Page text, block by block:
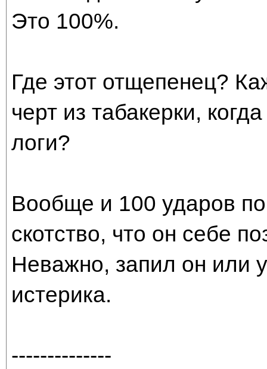
Это 100%.
Где этот отщепенец?
черт из табакерки,
логи?
Вообще и 100 ударов
скотство, что он себе
Неважно, запил он или
истерика.
--------------